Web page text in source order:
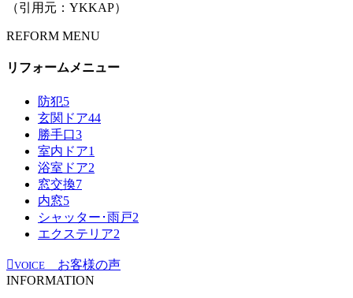
（引用元：YKKAP）
REFORM MENU
リフォームメニュー
防犯5
玄関ドア44
勝手口3
室内ドア1
浴室ドア2
窓交換7
内窓5
シャッター･雨戸2
エクステリア2
VOICE
お客様の声
INFORMATION